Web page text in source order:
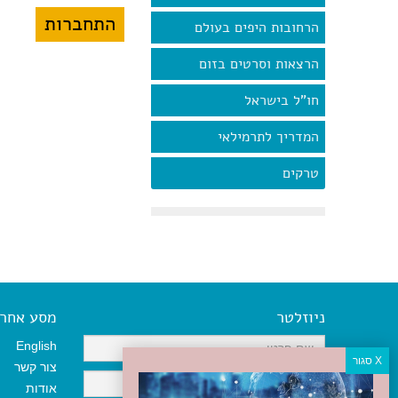
הרחובות היפים בעולם
הרצאות וסרטים בזום
חו"ל בישראל
המדריך לתרמילאי
טרקים
ניוזלטר מסע אחר
English
צור קשר
אודות